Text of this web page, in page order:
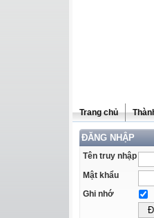
Trang chủ
ĐĂNG NHẬP
Tên truy nhập
Mật khẩu
Ghi nhớ